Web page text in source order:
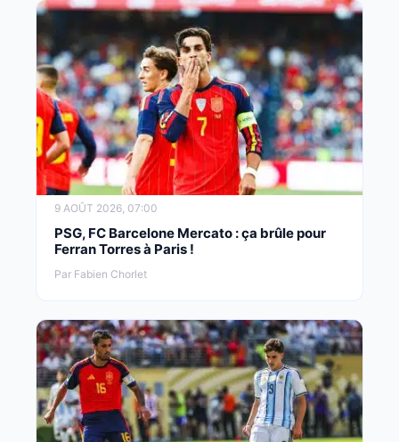
9 AOÛT 2026, 07:00
PSG, FC Barcelone Mercato : ça brûle pour
Ferran Torres à Paris !
Par Fabien Chorlet